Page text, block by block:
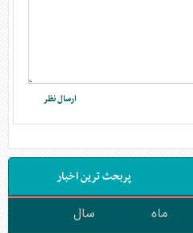
پربحث ترین اخبار
ماه سال